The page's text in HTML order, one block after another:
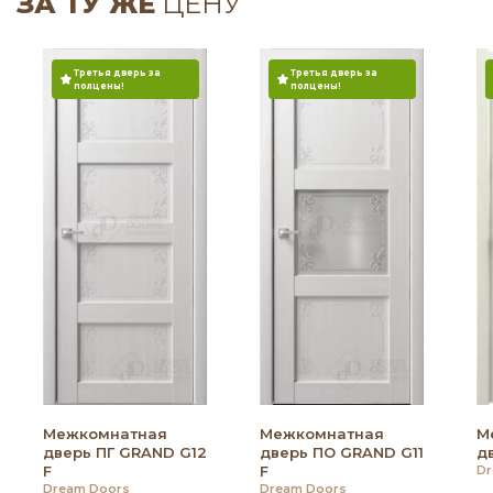
Третья дверь за
полцены!
Межкомнатная
дверь ПГ GRAND G12
F
Dream Doors
Третья дверь за
полцены!
Межкомнатная
дверь ПО GRAND G11
F
Dream Doors